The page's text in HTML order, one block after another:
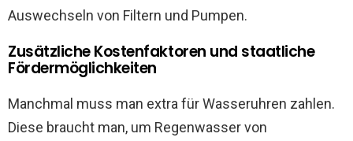
Auswechseln von Filtern und Pumpen.
Zusätzliche Kostenfaktoren und staatliche
Fördermöglichkeiten
Manchmal muss man extra für Wasseruhren zahlen.
Diese braucht man, um Regenwasser von